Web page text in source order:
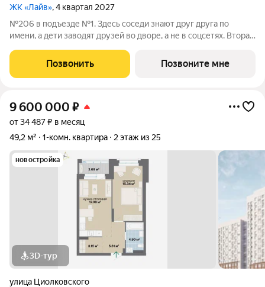
ЖК «Лайв», 4 квартал 2027
№206 в подъезде №1. Здесь соседи знают друг друга по
имени, а дети заводят друзей во дворе, а не в соцсетях. Вторая
комфорта и особенное внимание к атмосфере
добрососедства. В первой очереди
Позвонить Позвоните мне
9 600 000 ₽
от 34 487 ₽ в месяц
49,2 м²
1-комн. квартира 2 этаж из 25
новостройка
3D-тур
улица Циолковского